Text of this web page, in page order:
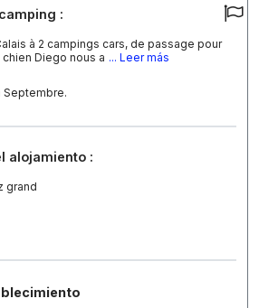
:
à 2 campings cars, de passage pour
Diego nous a ... Leer más
Septembre.
alojamiento :
grand